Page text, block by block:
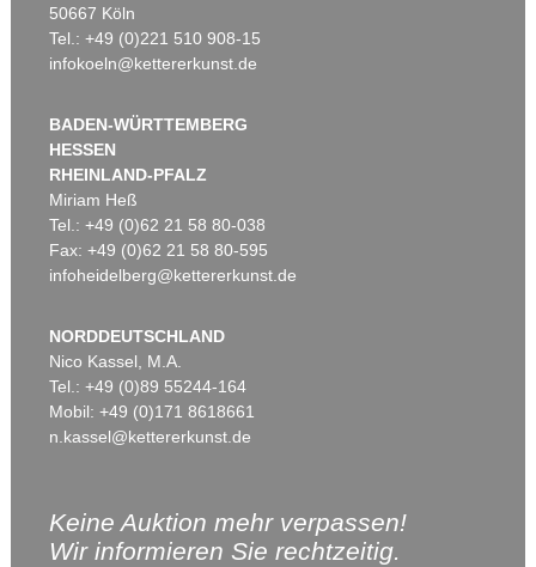
50667 Köln
Tel.: +49 (0)221 510 908-15
infokoeln@kettererkunst.de
BADEN-WÜRTTEMBERG
HESSEN
RHEINLAND-PFALZ
Miriam Heß
Tel.: +49 (0)62 21 58 80-038
Fax: +49 (0)62 21 58 80-595
infoheidelberg@kettererkunst.de
NORDDEUTSCHLAND
Nico Kassel, M.A.
Tel.: +49 (0)89 55244-164
Mobil: +49 (0)171 8618661
n.kassel@kettererkunst.de
Keine Auktion mehr verpassen!
Wir informieren Sie rechtzeitig.